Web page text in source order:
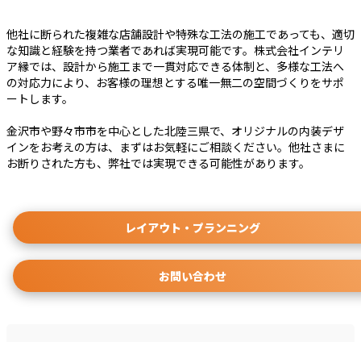
他社に断られた複雑な店舗設計や特殊な工法の施工であっても、適切
な知識と経験を持つ業者であれば実現可能です。株式会社インテリ
ア縁では、設計から施工まで一貫対応できる体制と、多様な工法へ
の対応力により、お客様の理想とする唯一無二の空間づくりをサポ
ートします。
金沢市や野々市市を中心とした北陸三県で、オリジナルの内装デザ
インをお考えの方は、まずはお気軽にご相談ください。他社さまに
お断りされた方も、弊社では実現できる可能性があります。
レイアウト・プランニング
お問い合わせ